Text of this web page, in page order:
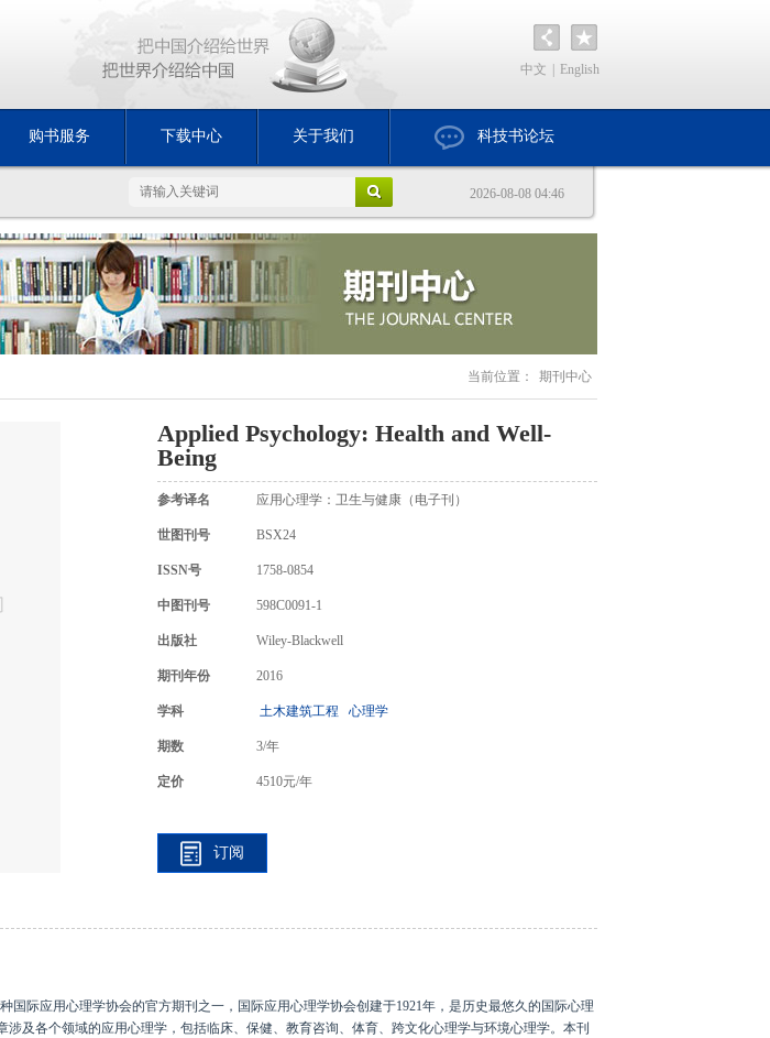
中文 English
购书服务 下载中心 关于我们 科技书论坛
2026-08-08 04:46
当前位置： 期刊中心
Applied Psychology: Health and Well-
Being
参考译名 应用心理学：卫生与健康（电子刊）
世图刊号 BSX24
ISSN号 1758-0854
中图刊号 598C0091-1
出版社 Wiley-Blackwell
期刊年份 2016
学科 土木建筑工程 心理学
期数 3/年
定价 4510元/年
订阅
国际应用心理学协会的官方期刊之一，国际应用心理学协会创建于1921年，是历史最悠久的国际心理
及各个领域的应用心理学，包括临床、保健、教育咨询、体育、跨文化心理学与环境心理学。本刊